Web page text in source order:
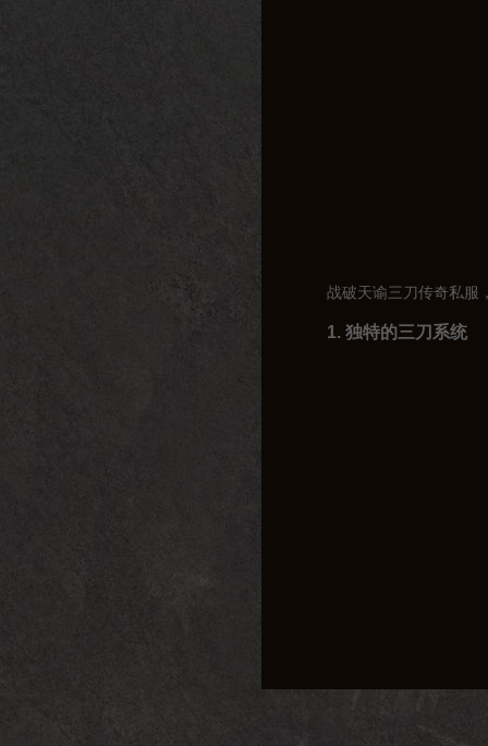
战破天谕三刀传奇私服
1. 独特的三刀系统
2. 丰富的剧情